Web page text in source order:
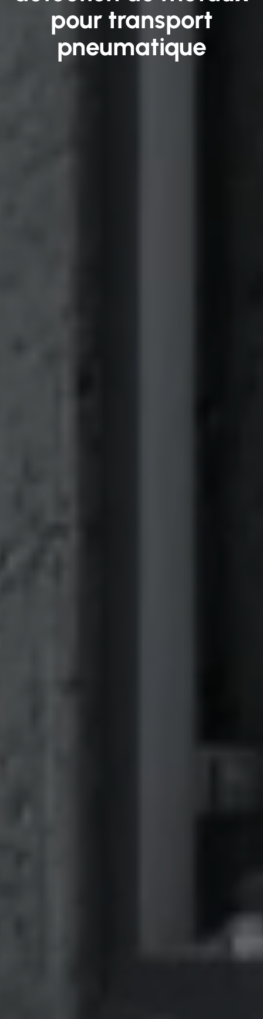
pour transport
pneumatique